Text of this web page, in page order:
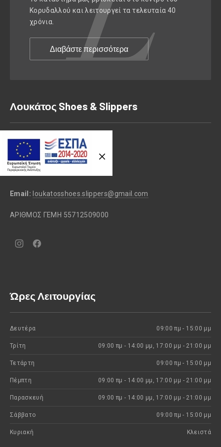
Κορυδαλλού και λειτουργεί τα τελευταία 40
χρόνια.
Διαβάστε περισσότερα
Λουκάτος Shoes & Slippers
Αθηνάς 49, Κορυδαλλός,
Αττικής, 18120
Τηλέφωνο:
Email: loukatosshoes.slippers@gmail.com
ΑΡΙΘΜΟΣ ΓΕΜΗ 55712509000
Νέο
Νέο
Ώρες Λειτουργίας
Δευτέρα 09:00 πμ - 15:00 μμ
Τρίτη 09:00 πμ - 14:00 μμ, 17:00 μμ - 21:00 μμ
Τετάρτη 09:00 πμ - 15:00 μμ
Πέμπτη 09:00 πμ - 14:00 μμ, 17:00 μμ - 21:00 μμ
Παρασκευή 09:00 πμ - 14:00 μμ, 17:00 μμ - 21:00 μμ
Σάββατο 09:00 πμ - 15:00 μμ
Κυριακή Kλειστά
Previous